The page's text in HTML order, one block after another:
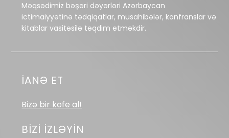
Məqsədimiz bəşəri dəyərləri Azərbaycan
ictimaiyyətinə tədqiqatlar, müsahibələr, konfranslar və
kitablar vasitəsilə təqdim etməkdir.
İANƏ ET
Bizə bir kofe al!
BİZİ İZLƏYİN